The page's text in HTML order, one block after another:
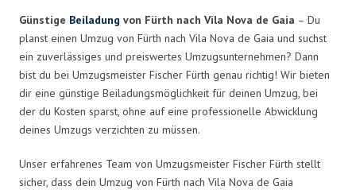
Günstige Beiladung von Fürth nach Vila Nova de Gaia – Du
planst einen Umzug von Fürth nach Vila Nova de Gaia und suchst
ein zuverlässiges und preiswertes Umzugsunternehmen? Dann
bist du bei Umzugsmeister Fischer Fürth genau richtig! Wir bieten
dir eine günstige Beiladungsmöglichkeit für deinen Umzug, bei
der du Kosten sparst, ohne auf eine professionelle Abwicklung
deines Umzugs verzichten zu müssen.
Unser erfahrenes Team von Umzugsmeister Fischer Fürth stellt
sicher, dass dein Umzug von Fürth nach Vila Nova de Gaia